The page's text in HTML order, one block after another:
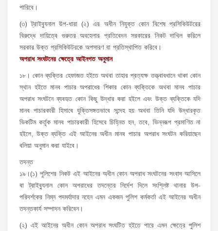
পারিবে।
(৩) ট্রাইব্যুনাল উপ-ধারা (২) এর অধীন নিযুক্ত কোন বিশেষ প্রসিকিউটরের
বিরুদ্ধে দায়িত্বে গুরুতর অবহেলার প্রতিবেদন সরকারের নিকট দাখিল করিলে
সরকার উক্ত প্রসিকিউটরকে অপসারণ বা প্রতিস্থাপিত করিবে।
অপরাধ সংঘটনের ক্ষেত্রে আইনগত অনুমান
১৮। কোন ব্যক্তির হেফাজত হইতে অথবা তাহার প্রত্যক্ষ তত্ত্বাবধানে থাকা কোন
স্থান হইতে মানব পাচার অপরাধের শিকার কোন ব্যক্তিকে অথবা মানব পাচার
অপরাধ সংঘটনে ব্যবহৃত কোন কিছু উদ্ধার করা হইলে এবং উক্ত ব্যক্তিকে যদি
মানব পাচারকারী হিসাবে যুক্তিসঙ্গতভাবে সন্দেহ হয় অথবা তিনি যদি উদ্ধারকৃত
ভিকটিম কর্তৃক মানব পাচারকারী হিসেবে চিহ্নিত হন, তবে, ভিন্নরূপ প্রমাণিত না
হইলে, উক্ত ব্যক্তি এই আইনের অধীন মানব পাচার অপরাধ সংঘটন করিয়াছেন
বলিয়া অনুমান করা যাইবে।
তদন্ত
১৯।(১) পুলিশের নিকট এই আইনের অধীন কোন অপরাধ সংঘটনের সংবাদ আসিলে
বা ট্রাইব্যুনাল কোন অপরাধের তদন্তের নির্দেশ দিলে সংশ্লিষ্ট থানার উপ-
পরিদর্শকের নিম্ন পদমর্যাদার নহেন এমন একজন পুলিশ কর্মকর্তা এই আইনের অধীন
তদন্তকার্য সম্পাদন করিবেন।
(২) এই আইনের অধীন কোন অপরাধ সংঘটিত হইতে পারে এমন ক্ষেত্রে পুলিশ